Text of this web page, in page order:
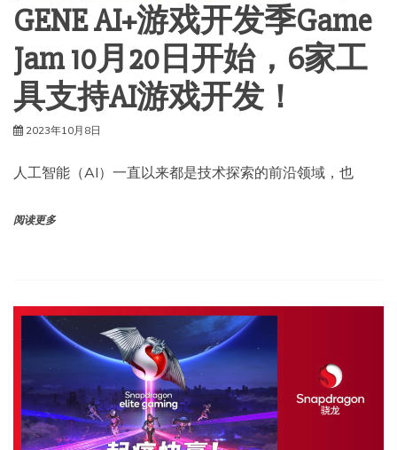
GENE AI+游戏开发季Game
Jam 10月20日开始，6家工
具支持AI游戏开发！
2023年10月8日
人工智能（AI）一直以来都是技术探索的前沿领域，也
阅读更多